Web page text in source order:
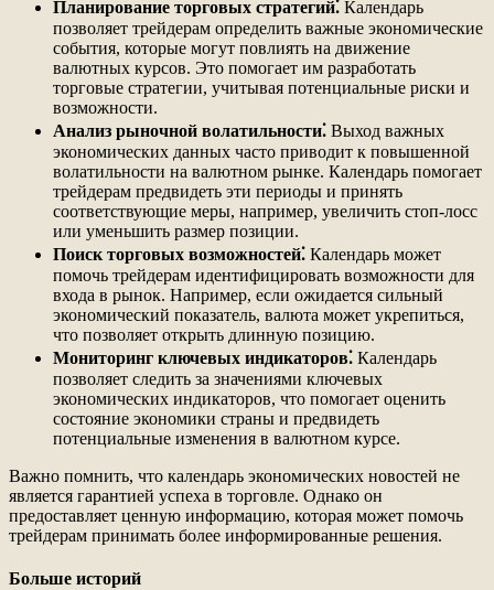
Планирование торговых стратегий⁚ Календарь
позволяет трейдерам определить важные экономические
события, которые могут повлиять на движение
валютных курсов. Это помогает им разработать
торговые стратегии, учитывая потенциальные риски и
возможности.
Анализ рыночной волатильности⁚ Выход важных
экономических данных часто приводит к повышенной
волатильности на валютном рынке. Календарь помогает
трейдерам предвидеть эти периоды и принять
соответствующие меры, например, увеличить стоп-лосс
или уменьшить размер позиции.
Поиск торговых возможностей⁚ Календарь может
помочь трейдерам идентифицировать возможности для
входа в рынок. Например, если ожидается сильный
экономический показатель, валюта может укрепиться,
что позволяет открыть длинную позицию.
Мониторинг ключевых индикаторов⁚ Календарь
позволяет следить за значениями ключевых
экономических индикаторов, что помогает оценить
состояние экономики страны и предвидеть
потенциальные изменения в валютном курсе.
Важно помнить, что календарь экономических новостей не
является гарантией успеха в торговле. Однако он
предоставляет ценную информацию, которая может помочь
трейдерам принимать более информированные решения.
Больше историй